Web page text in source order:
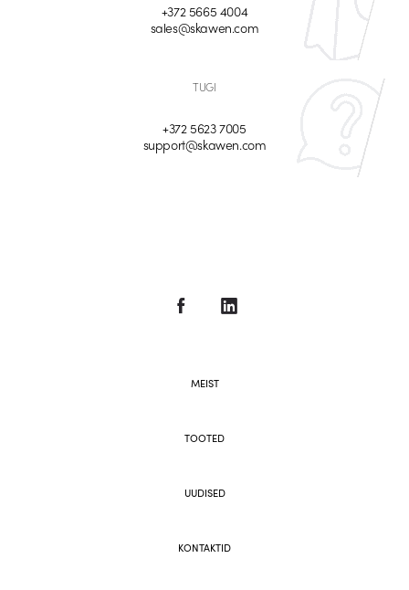
+372 5665 4004
sales@skawen.com
TUGI
+372 5623 7005
support@skawen.com
MEIST
TOOTED
UUDISED
KONTAKTID